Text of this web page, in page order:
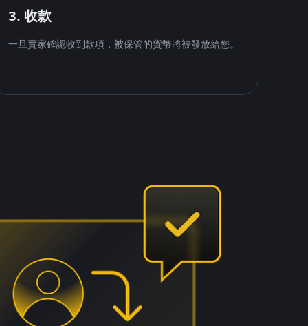
3. 收款
一旦賣家確認收到款項，被保管的貨幣將被發放給您。